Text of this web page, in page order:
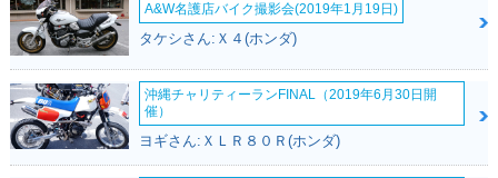
A&W名護店バイク撮影会(2019年1月19日)
タケシさん:Ｘ４(ホンダ)
沖縄チャリティーランFINAL（2019年6月30日開
催）
ヨギさん:ＸＬＲ８０Ｒ(ホンダ)